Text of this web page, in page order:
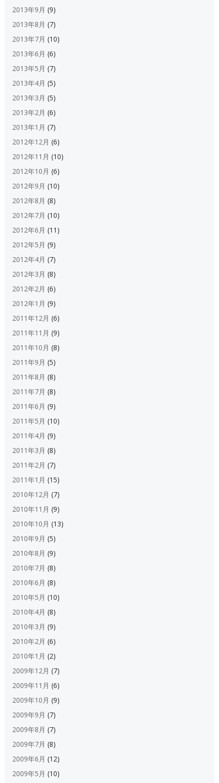
2013年9月 (9)
2013年8月 (7)
2013年7月 (10)
2013年6月 (6)
2013年5月 (7)
2013年4月 (5)
2013年3月 (5)
2013年2月 (6)
2013年1月 (7)
2012年12月 (6)
2012年11月 (10)
2012年10月 (6)
2012年9月 (10)
2012年8月 (8)
2012年7月 (10)
2012年6月 (11)
2012年5月 (9)
2012年4月 (7)
2012年3月 (8)
2012年2月 (6)
2012年1月 (9)
2011年12月 (6)
2011年11月 (9)
2011年10月 (8)
2011年9月 (5)
2011年8月 (8)
2011年7月 (8)
2011年6月 (9)
2011年5月 (10)
2011年4月 (9)
2011年3月 (8)
2011年2月 (7)
2011年1月 (15)
2010年12月 (7)
2010年11月 (9)
2010年10月 (13)
2010年9月 (5)
2010年8月 (9)
2010年7月 (8)
2010年6月 (8)
2010年5月 (10)
2010年4月 (8)
2010年3月 (9)
2010年2月 (6)
2010年1月 (2)
2009年12月 (7)
2009年11月 (6)
2009年10月 (9)
2009年9月 (7)
2009年8月 (7)
2009年7月 (8)
2009年6月 (12)
2009年5月 (10)